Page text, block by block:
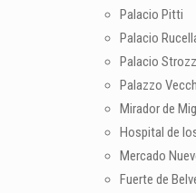
Palacio Pitti
Palacio
Palacio
Palazzo
Mirador de
Hospital de
Mercado
Fuerte de